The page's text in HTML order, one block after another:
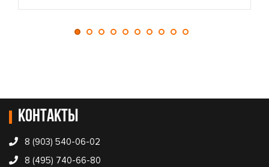
Контакты
8 (903) 540-06-02
8 (495) 740-66-80